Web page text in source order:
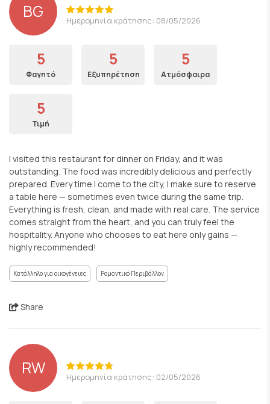
BG Ημερομηνία κράτησης: 08/05/2026
5
Φαγητό
5
Εξυπηρέτηση
5
Ατμόσφαιρα
5
Τιμή
I visited this restaurant for dinner on Friday, and it was
outstanding. The food was incredibly delicious and perfectly
prepared. Every time I come to the city, I make sure to reserve
a table here — sometimes even twice during the same trip.
Everything is fresh, clean, and made with real care. The service
comes straight from the heart, and you can truly feel the
hospitality. Anyone who chooses to eat here only gains —
highly recommended!
Κατάλληλο για οικογένειες Ρομαντικό Περιβάλλον
Share
RW Ημερομηνία κράτησης: 02/05/2026